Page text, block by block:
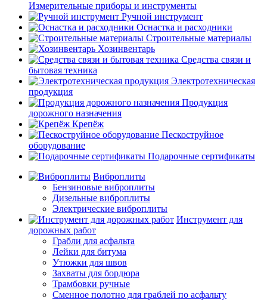
Измерительные приборы и инструменты
Ручной инструмент
Оснастка и расходники
Строительные материалы
Хозинвентарь
Средства связи и
бытовая техника
Электротехническая
продукция
Продукция
дорожного назначения
Крепёж
Пескоструйное
оборудование
Подарочные сертификаты
Виброплиты
Бензиновые виброплиты
Дизельные виброплиты
Электрические виброплиты
Инструмент для
дорожных работ
Грабли для асфальта
Лейки для битума
Утюжки для швов
Захваты для бордюра
Трамбовки ручные
Сменное полотно для граблей по асфальту